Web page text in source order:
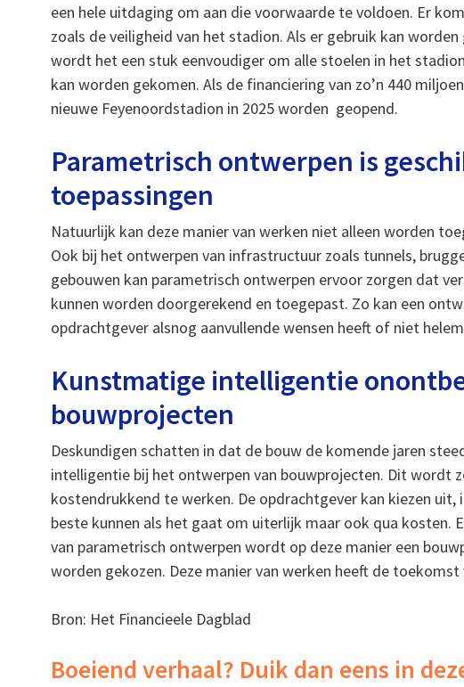
een hele uitdaging om aan die voorwaarde te voldoen. Er
zoals de veiligheid van het stadion. Als er gebruik kan
wordt het een stuk eenvoudiger om alle stoelen in het
kan worden gekomen. Als de financiering van zo’n 440
nieuwe Feyenoordstadion in 2025 worden geopend.
Parametrisch ontwerpen is
toepassingen
Natuurlijk kan deze manier van werken niet alleen worden
Ook bij het ontwerpen van infrastructuur zoals tunnels,
gebouwen kan parametrisch ontwerpen ervoor zorgen dat
kunnen worden doorgerekend en toegepast. Zo kan een
opdrachtgever alsnog aanvullende wensen heeft of niet
Kunstmatige intelligentie
bouwprojecten
Deskundigen schatten in dat de bouw de komende jaren
intelligentie bij het ontwerpen van bouwprojecten. Dit wordt
kostendrukkend te werken. De opdrachtgever kan kiezen
beste kunnen als het gaat om uiterlijk maar ook qua
van parametrisch ontwerpen wordt op deze manier een
worden gekozen. Deze manier van werken heeft de toekomst
Bron: Het Financieele Dagblad
Boeiend verhaal? Duik dan eens in